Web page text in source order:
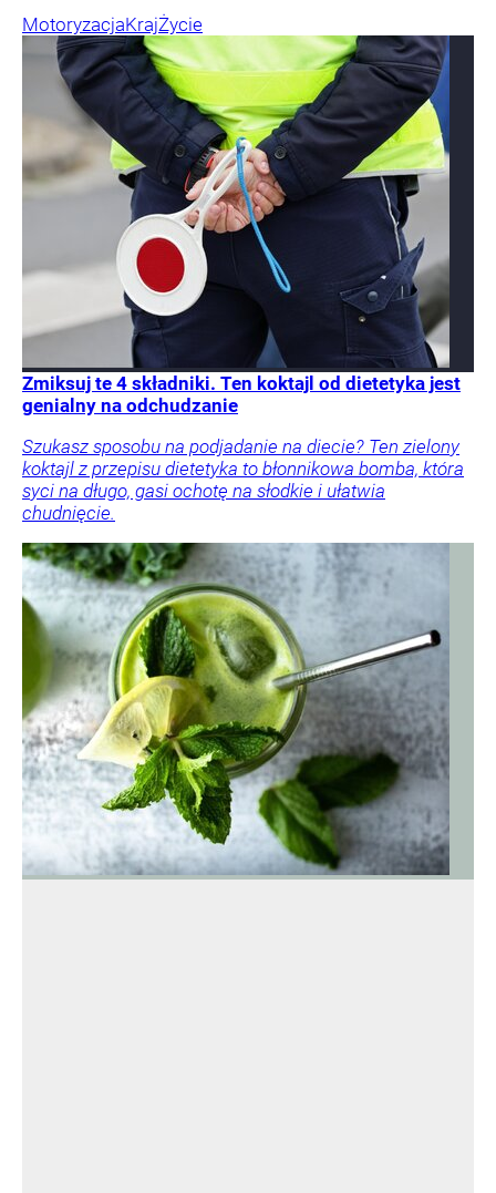
MotoryzacjaKrajŻycie
Zmiksuj te 4 składniki. Ten koktajl od dietetyka jest
genialny na odchudzanie
Szukasz sposobu na podjadanie na diecie? Ten zielony
koktajl z przepisu dietetyka to błonnikowa bomba, która
syci na długo, gasi ochotę na słodkie i ułatwia
chudnięcie.